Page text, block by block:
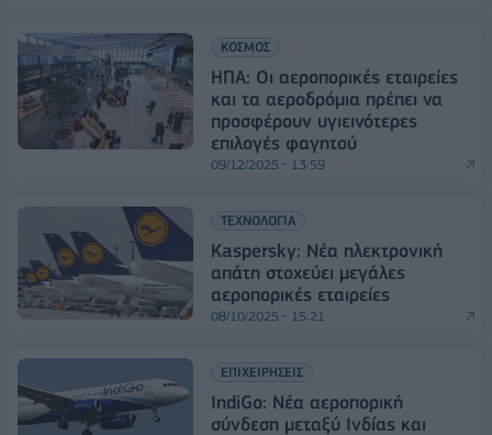
ΚΟΣΜΟΣ
ΗΠΑ: Οι αεροπορικές εταιρείες
και τα αεροδρόμια πρέπει να
προσφέρουν υγιεινότερες
επιλογές φαγητού
09/12/2025 - 13:59
ΤΕΧΝΟΛΟΓΙΑ
Kaspersky: Νέα ηλεκτρονική
απάτη στοχεύει μεγάλες
αεροπορικές εταιρείες
08/10/2025 - 15:21
ΕΠΙΧΕΙΡΗΣΕΙΣ
IndiGo: Νέα αεροπορική
σύνδεση μεταξύ Ινδίας και